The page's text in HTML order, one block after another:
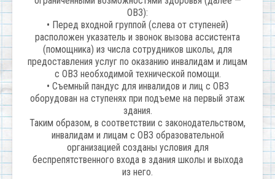
ОВЗ):
• Перед входной группой (слева от ступеней)
расположен указатель и звонок вызова ассистента
(помощника) из числа сотрудников школы, для
предоставления услуг по оказанию инвалидам и лицам
с ОВЗ необходимой технической помощи.
• Съемный пандус для инвалидов и лиц с ОВЗ
оборудован на ступенях при подъеме на первый этаж
здания.
Таким образом, в соответствии с законодательством,
инвалидам и лицам с ОВЗ образовательной
организацией созданы условия для
беспрепятственного входа в здания школы и выхода
из него.